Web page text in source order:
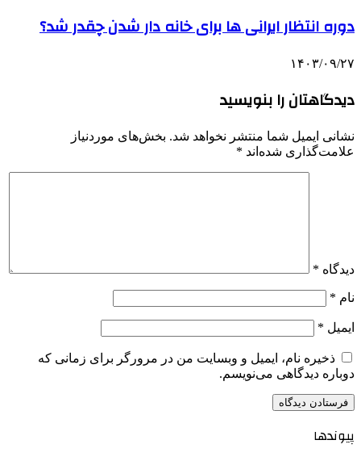
دوره انتظار ایرانی ها برای خانه‌ دار شدن چقدر شد؟
۱۴۰۳/۰۹/۲۷
دیدگاهتان را بنویسید
نشانی ایمیل شما منتشر نخواهد شد. بخش‌های موردنیاز
علامت‌گذاری شده‌اند *
دیدگاه *
نام *
ایمیل *
ذخیره نام، ایمیل و وبسایت من در مرورگر برای زمانی که
دوباره دیدگاهی می‌نویسم.
پیوندها